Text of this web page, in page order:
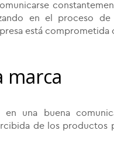
en el proceso de
está comprometida
marca
en una buena
de los productos